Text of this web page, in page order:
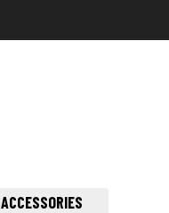
ACCESSORIES